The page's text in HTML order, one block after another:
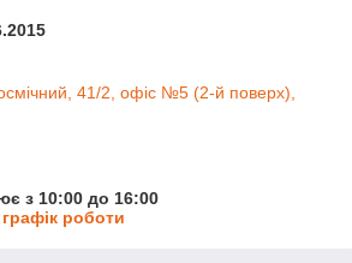
41/2, офіс №5 (2-й поверх),
з 10:00 до 16:00
роботи